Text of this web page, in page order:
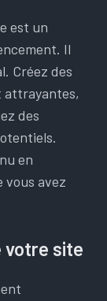
est un
Il
Créez des
attrayantes,
des
en
avez
votre site